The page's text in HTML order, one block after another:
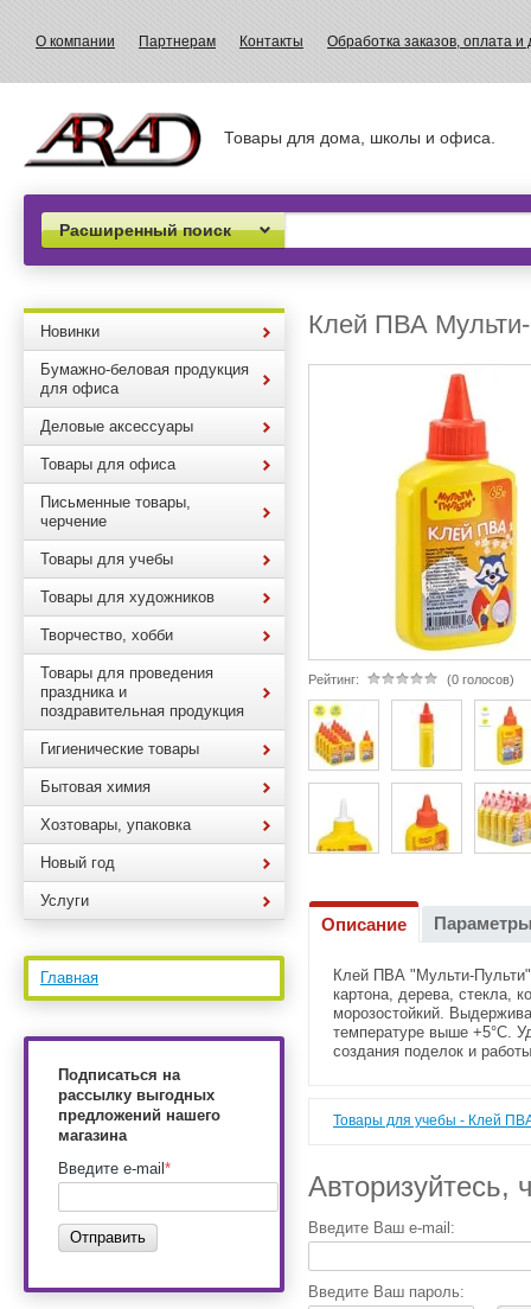
О компании Партнерам Контакты Обработка заказов, оплата и
Товары для дома, школы и офиса.
Расширенный поиск
Новинки
Бумажно-беловая продукция
для офиса
Деловые аксессуары
Товары для офиса
Письменные товары,
черчение
Товары для учебы
Товары для художников
Творчество, хобби
Товары для проведения
праздника и
поздравительная продукция
Гигиенические товары
Бытовая химия
Хозтовары, упаковка
Новый год
Услуги
Главная
Подписаться на
рассылку выгодных
предложений нашего
магазина
Введите e-mail *
Отправить
Клей ПВА Мульти-
Рейтинг: (0 голосов)
Описание
Клей ПВА "Мульти-Пульти"
картона, дерева, стекла,
морозостойкий.
температуре выше +5°С.
создания поделок и
Товары для учебы - Клей
Авторизуйтесь,
Введите Ваш e-mail:
Введите Ваш пароль: